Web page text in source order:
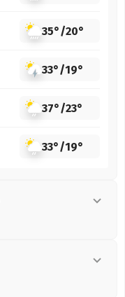
35°/20°
33°/19°
37°/23°
33°/19°